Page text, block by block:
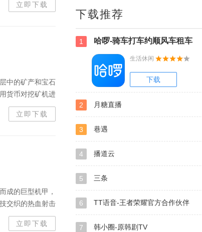
立即下载
中的矿产和宝石
货币对挖矿机进
立即下载
成的巨型机甲，
交织的热血射击
立即下载
下载推荐
1 哈啰-骑车打车约顺风车租车
生活休闲
下载
2 月糖直播
3 巷遇
4 播道云
5 三条
6 TT语音-王者荣耀官方合作伙伴
7 韩小圈-原韩剧TV